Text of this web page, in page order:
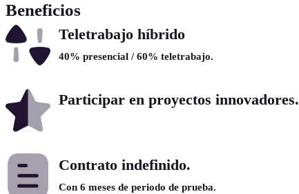
Beneficios
Teletrabajo híbrido
40% presencial / 60% teletrabajo.
Participar en proyectos innovadores.
Contrato indefinido.
Con 6 meses de periodo de prueba.